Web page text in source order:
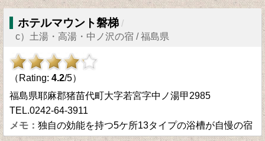
ホテルマウント磐梯 /
c）土湯・高湯・中ノ沢の宿 / 福島県
（Rating: 4.2/5）
福島県耶麻郡猪苗代町大字若宮字中ノ湯甲2985
TEL.0242-64-3911
独自の効能を持つ5ケ所13タイプの浴槽が自慢の宿